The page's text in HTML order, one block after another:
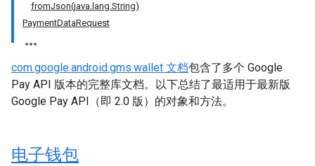
fromJson(java.lang.String)
PaymentDataRequest
com.google.android.gms.wallet 文档包含了多个 Google
Pay API 版本的完整库文档。以下总结了最适用于最新版
Google Pay API（即 2.0 版）的对象和方法。
电子钱包